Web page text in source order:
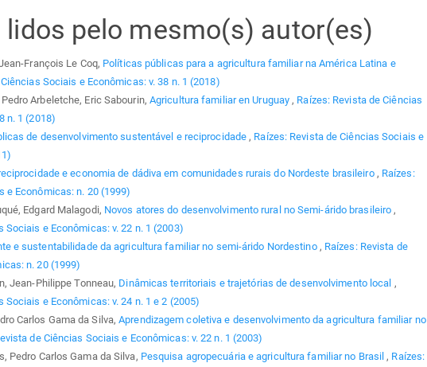
pelo mesmo(s) autor(es)
François Le Coq, Políticas públicas para a agricultura familiar na América Latina e
Sociais e Econômicas: v. 38 n. 1 (2018)
Arbeletche, Eric Sabourin, Agricultura familiar en Uruguay , Raízes: Revista de Ciências
n. 1 (2018)
de desenvolvimento sustentável e reciprocidade , Raízes: Revista de Ciências Sociais e
e economia de dádiva em comunidades rurais do Nordeste brasileiro , Raízes:
e Econômicas: n. 20 (1999)
Edgard Malagodi, Novos atores do desenvolvimento rural no Semi-árido brasileiro ,
Sociais e Econômicas: v. 22 n. 1 (2003)
e sustentabilidade da agricultura familiar no semi-árido Nordestino , Raízes: Revista de
n. 20 (1999)
Jean-Philippe Tonneau, Dinâmicas territoriais e trajetórias de desenvolvimento local ,
Sociais e Econômicas: v. 24 n. 1 e 2 (2005)
Carlos Gama da Silva,Aprendizagem coletiva e desenvolvimento da agricultura familiar no
de Ciências Sociais e Econômicas: v. 22 n. 1 (2003)
Pedro Carlos Gama da Silva, Pesquisa agropecuária e agricultura familiar no Brasil , Raízes: